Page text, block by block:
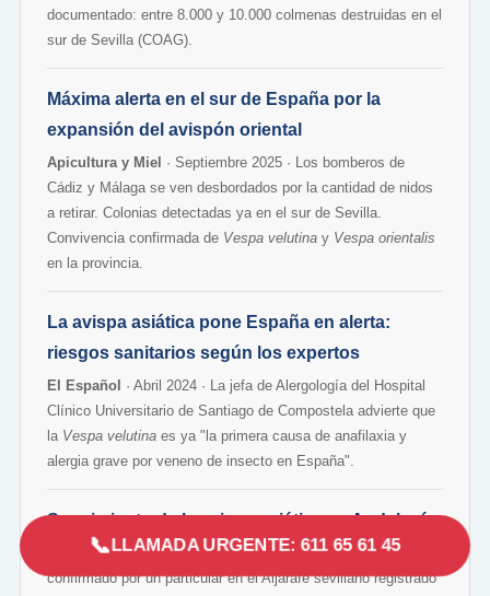
📞LLAMADA URGENTE: 611 65 61 45
documentado: entre 8.000 y 10.000 colmenas destruidas en el
sur de Sevilla (COAG).
Máxima alerta en el sur de España por la
expansión del avispón oriental
Apicultura y Miel · Septiembre 2025 · Los bomberos de
Cádiz y Málaga se ven desbordados por la cantidad de nidos
a retirar. Colonias detectadas ya en el sur de Sevilla.
Convivencia confirmada de Vespa velutinay Vespa orientalis
en la provincia.
La avispa asiática pone España en alerta:
riesgos sanitarios según los expertos
El Español · Abril 2024 · La jefa de Alergología del Hospital
Clínico Universitario de Santiago de Compostela advierte que
la Vespa velutinaes ya "la primera causa de anafilaxia y
alergia grave por veneno de insecto en España".
Seguimiento de la avispa asiática en Andalucía
AvispaAsiatica.org· Seguimiento actualizado · Avistamiento
confirmado por un particular en el Aljarafe sevillano registrado